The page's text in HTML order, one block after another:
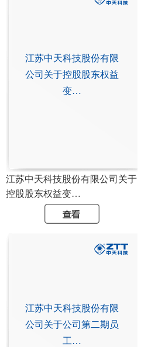
江苏中天科技股份有限
公司关于控股股东权益
变…
江苏中天科技股份有限公司关于
控股股东权益变…
江苏中天科技股份有限
公司关于公司第二期员
工…